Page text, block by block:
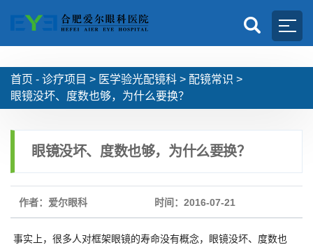
首页 - 诊疗项目 > 医学验光配镜科 > 配镜常识 >
眼镜没坏、度数也够，为什么要换？
眼镜没坏、度数也够，为什么要换？
作者：爱尔眼科 时间：2016-07-21
事实上，很多人对框架眼镜的寿命没有概念，眼镜没坏、度数也